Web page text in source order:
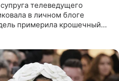
телеведущего
в личном блоге
примерила крошечный